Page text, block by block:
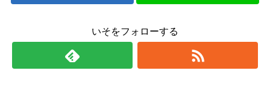
いそをフォローする